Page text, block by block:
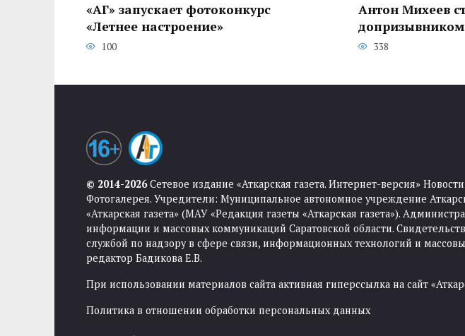
«АГ» запускает фотоконкурс
«Летнее настроение»
100
Антон Михеев
338
© 2014-2026Сетевое издание «Аткарская газета. Интернет-версия»
Фотогалерея. Учредители: Муниципальное автономное учреждение
«Аткарская газета» (МАУ «Редакция газеты «Аткарская газета»).
информации и массовых коммуникаций Саратовской области.
службой по надзору в сфере связи, информационных технологий и
редактор Бадикова Е.В.
При использовании материалов сайта активная гиперссылка на сайт
Политика в отношении обработки персональных данных